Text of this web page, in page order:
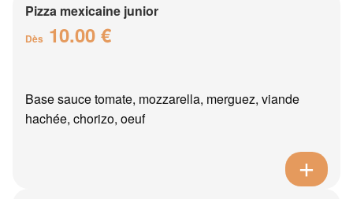
Pizza mexicaine junior
Dès 10.00 €
Base sauce tomate, mozzarella, merguez, viande
hachée, chorizo, oeuf